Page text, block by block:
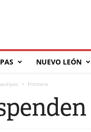
NUEVO LEÓN
Frontera